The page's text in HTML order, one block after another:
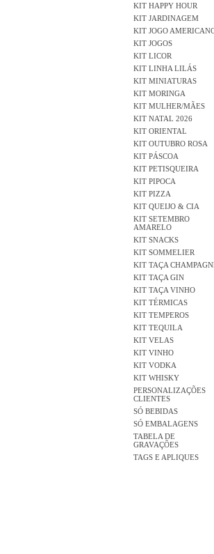
KIT HAPPY HOUR
KIT JARDINAGEM
KIT JOGO
KIT JOGOS
KIT LICOR
KIT LINHA LILÁS
KIT MINIATURAS
KIT MORINGA
KIT MULHER/MÃES
KIT NATAL 2026
KIT ORIENTAL
KIT OUTUBRO ROSA
KIT PÁSCOA
KIT PETISQUEIRA
KIT PIPOCA
KIT PIZZA
KIT QUEIJO & CIA
KIT SETEMBRO
AMARELO
KIT SNACKS
KIT SOMMELIER
KIT TAÇA
KIT TAÇA GIN
KIT TAÇA VINHO
KIT TÉRMICAS
KIT TEMPEROS
KIT TEQUILA
KIT VELAS
KIT VINHO
KIT VODKA
KIT WHISKY
PERSONALIZAÇÕES
CLIENTES
SÓ BEBIDAS
SÓ EMBALAGENS
TABELA DE
GRAVAÇÕES
TAGS E APLIQUES